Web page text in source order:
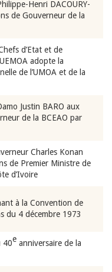
Henri DACOURY-
de Gouverneur de la
d’Etat et de
adopte la
de l’UMOA et de la
Justin BARO aux
de la BCEAO par
Charles Konan
de Premier Ministre de
d’Ivoire
à la Convention de
du 4 décembre 1973
40e anniversaire de la